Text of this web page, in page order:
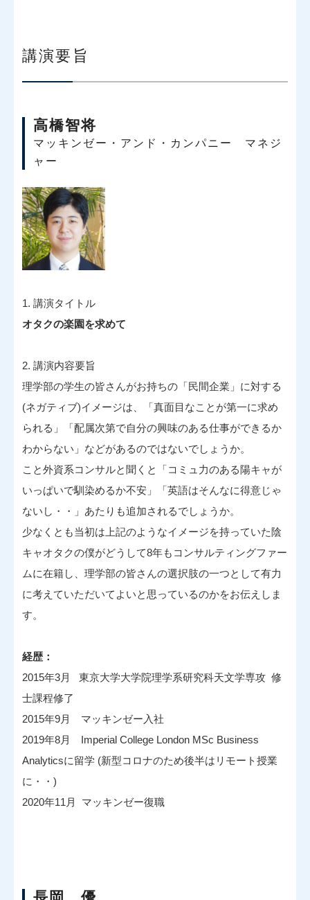
講演要旨
高橋智将
マッキンゼー・アンド・カンパニー マネジ
ャー
1. 講演タイトル
オタクの楽園を求めて
2. 講演内容要旨
理学部の学生の皆さんがお持ちの「民間企業」に対する
(ネガティブ)イメージは、「真面目なことが第一に求め
られる」「配属次第で自分の興味のある仕事ができるか
わからない」などがあるのではないでしょうか。
こと外資系コンサルと聞くと「コミュ力のある陽キャが
いっぱいで馴染めるか不安」「英語はそんなに得意じゃ
ないし・・」あたりも追加されるでしょうか。
少なくとも当初は上記のようなイメージを持っていた陰
キャオタクの僕がどうして8年もコンサルティングファー
ムに在籍し、理学部の皆さんの選択肢の一つとして有力
に考えていただいてよいと思っているのかをお伝えしま
す。
経歴：
2015年3月 東京大学大学院理学系研究科天文学専攻 修
士課程修了
2015年9月 マッキンゼー入社
2019年8月 Imperial College London MSc Business
Analyticsに留学 (新型コロナのため後半はリモート授業
に・・)
2020年11月 マッキンゼー復職